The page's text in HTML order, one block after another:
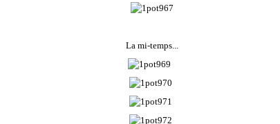
La mi-temps...